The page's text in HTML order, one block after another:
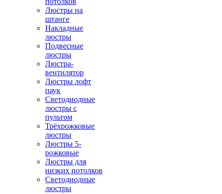
Люстры на
штанге
Накладные
люстры
Подвесные
люстры
Люстра-
вентилятор
Люстры лофт
паук
Светодиодные
люстры с
пультом
Трёхрожковые
люстры
Люстры 5-
рожковые
Люстры для
низких потолков
Cветодиодные
люстры